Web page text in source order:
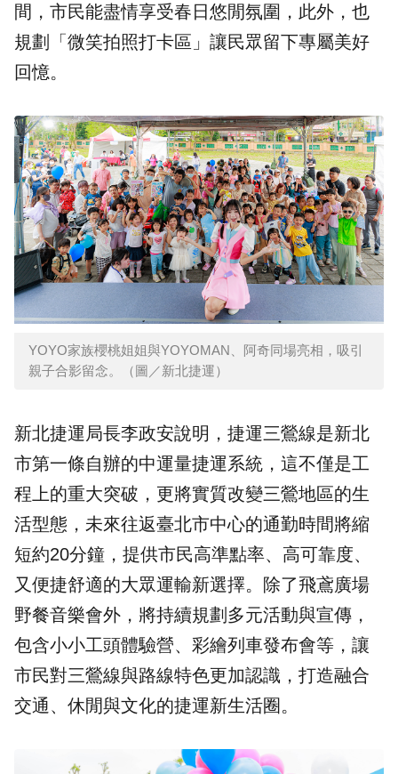
間，市民能盡情享受春日悠閒氛圍，此外，也
規劃「微笑拍照打卡區」讓民眾留下專屬美好
回憶。
YOYO家族櫻桃姐姐與YOYOMAN、阿奇同場亮相，吸引
親子合影留念。（圖／新北捷運）
新北捷運局長李政安說明， 捷運三鶯線是新北
市第一條自辦的中運量捷運系統，這不僅是工
程上的重大突破，更將實質改變三鶯地區的生
活型態，未來往返臺北市中心的通勤時間將縮
短約20分鐘，提供市民高準點率、高可靠度、
又便捷舒適的大眾運輸新選擇。除了飛鳶廣場
野餐音樂會外，將持續規劃多元活動與宣傳，
包含小小工頭體驗營、彩繪列車發布會等，讓
市民對三鶯線與路線特色更加認識，打造融合
交通、休閒與文化的捷運新生活圈。